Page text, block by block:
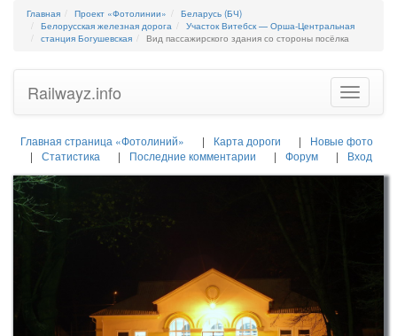
Главная Проект «Фотолинии»
Беларусь (БЧ)
Белорусская железная дорога
Участок Витебск — Орша-Центральная
станция Богушевская
Вид пассажирского здания со стороны посёлка
Toggle
Railwayz.info
Главная страница «Фотолиний» Карта дороги
Новые фото
Статистика
Последние комментарии Форум Вход